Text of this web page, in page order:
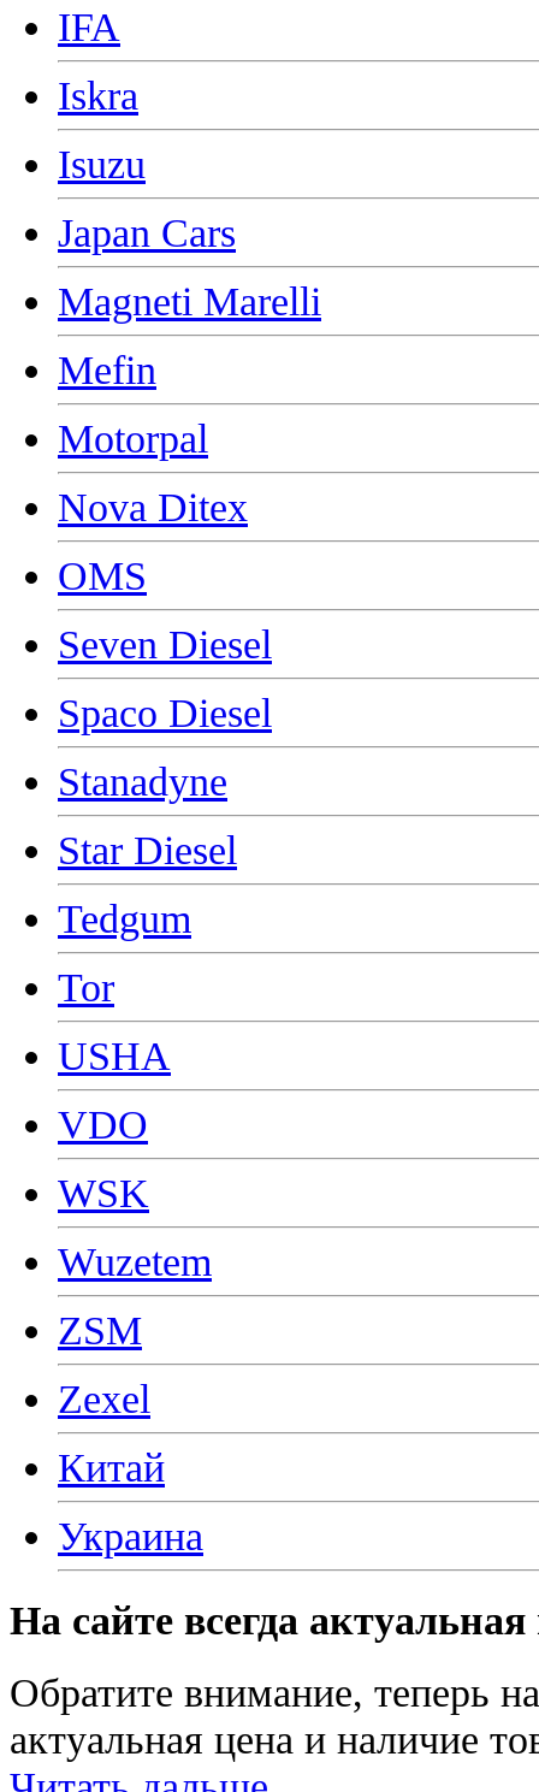
IFA
Iskra
Isuzu
Japan Cars
Magneti Marelli
Mefin
Motorpal
Nova Ditex
OMS
Seven Diesel
Spaco Diesel
Stanadyne
Star Diesel
Tedgum
Tor
USHA
VDO
WSK
Wuzetem
ZSM
Zexel
Китай
Украина
На сайте всегда
Обратите внимание, теперь
актуальная цена и наличие